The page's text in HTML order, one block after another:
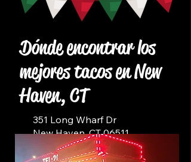
Dónde encontrar los
mejores tacos en New
Haven, CT
351 Long Wharf Dr
New Haven, CT 06511